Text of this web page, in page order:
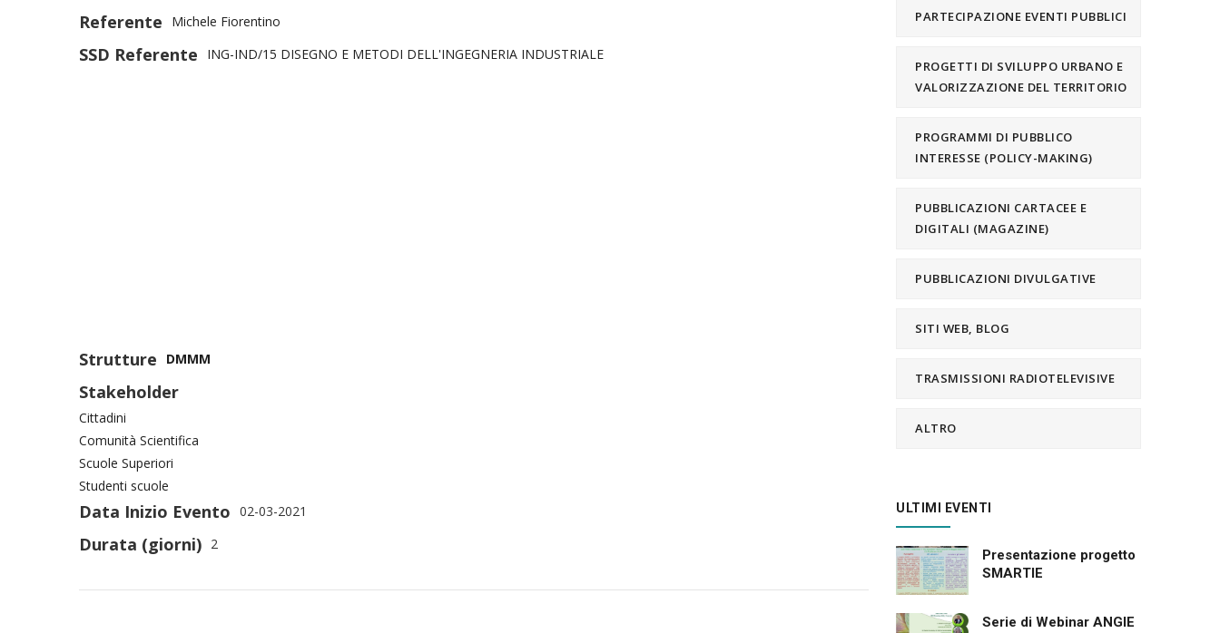
Referente Michele Fiorentino
SSD Referente ING-IND/15 DISEGNO E METODI DELL'INGEGNERIA INDUSTRIALE
Strutture DMMM
Stakeholder
Cittadini
Comunità Scientifica
Scuole Superiori
Studenti scuole
Data Inizio Evento 02-03-2021
Durata (giorni) 2
PARTECIPAZIONE EVENTI PUBBLICI
PROGETTI DI SVILUPPO URBANO E
VALORIZZAZIONE DEL TERRITORIO
PROGRAMMI DI PUBBLICO
INTERESSE (POLICY-MAKING)
PUBBLICAZIONI CARTACEE E
DIGITALI (MAGAZINE)
PUBBLICAZIONI DIVULGATIVE
SITI WEB, BLOG
TRASMISSIONI RADIOTELEVISIVE
ALTRO
ULTIMI EVENTI
Presentazione progetto
SMARTIE
Serie di Webinar ANGIE